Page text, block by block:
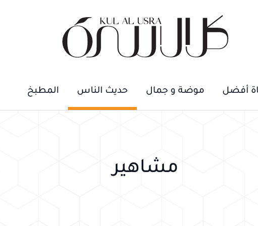
أفضل موضة و جمال حديث الناس المطبخ
مشاهير